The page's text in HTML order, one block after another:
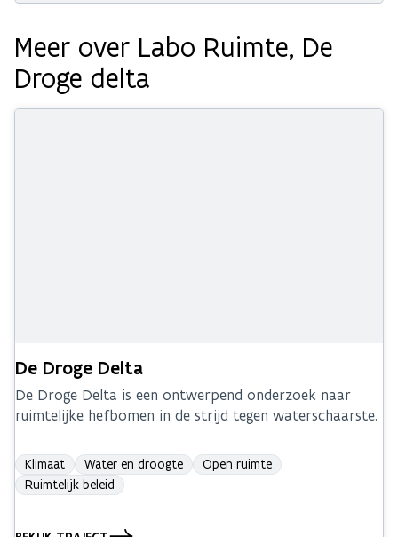
Meer over Labo Ruimte, De
Droge delta
De Droge Delta
De Droge Delta is een ontwerpend onderzoek naar
ruimtelijke hefbomen in de strijd tegen waterschaarste.
Klimaat Water en droogte
Open ruimte
Ruimtelijk beleid